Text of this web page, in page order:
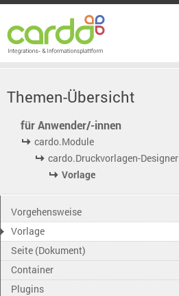
Themen-Übersicht
für Anwender/-innen
cardo.Module
cardo.Druckvorlagen-Designer
Vorlage
Vorgehensweise
Vorlage
Seite (Dokument)
Container
Plugins